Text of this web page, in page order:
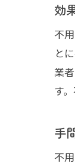
効
不
と
業
す
手
不